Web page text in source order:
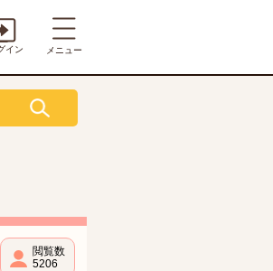
イン メニュー
閲覧数
5206